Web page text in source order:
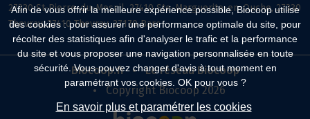
Afin de vous offrir la meilleure expérience possible, Biocoop utilise
des cookies : pour assurer une performance optimale du site, pour
récolter des statistiques afin d'analyser le trafic et la performance
du site et vous proposer une navigation personnalisée en toute
sécurité. Vous pouvez changer d'avis à tout moment en
paramétrant vos cookies. OK pour vous ?
En savoir plus et paramétrer les cookies
27330 St-Pierre-du-Mesnil, 27410 Ste-Marguerite-en-Ouche, 27330
Thevray, 27410 Thevray, 27170 Barc
Biocoop.fr
Le réseau Biocoop
Copyright Biocoop 2026